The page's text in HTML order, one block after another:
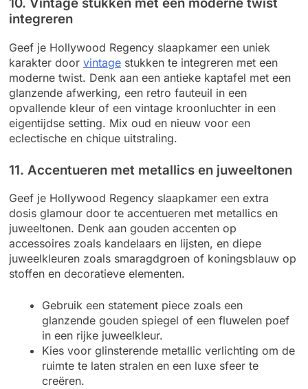
integreren
Geef je Hollywood Regency slaapkamer een uniek
karakter door vintage stukken te integreren met een
moderne twist. Denk aan een antieke kaptafel met een
glanzende afwerking, een retro fauteuil in een
opvallende kleur of een vintage kroonluchter in een
eigentijdse setting. Mix oud en nieuw voor een
eclectische en chique uitstraling.
11. Accentueren met metallics en juweeltonen
Geef je Hollywood Regency slaapkamer een extra
dosis glamour door te accentueren met metallics en
juweeltonen. Denk aan gouden accenten op
accessoires zoals kandelaars en lijsten, en diepe
juweelkleuren zoals smaragdgroen of koningsblauw op
stoffen en decoratieve elementen.
Gebruik een statement piece zoals een
glanzende gouden spiegel of een fluwelen poef
in een rijke juweelkleur.
Kies voor glinsterende metallic verlichting om de
ruimte te laten stralen en een luxe sfeer te
creëren.